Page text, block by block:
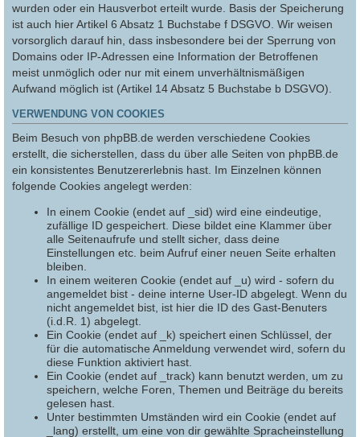
wurden oder ein Hausverbot erteilt wurde. Basis der Speicherung
ist auch hier Artikel 6 Absatz 1 Buchstabe f DSGVO. Wir weisen
vorsorglich darauf hin, dass insbesondere bei der Sperrung von
Domains oder IP-Adressen eine Information der Betroffenen
meist unmöglich oder nur mit einem unverhältnismäßigen
Aufwand möglich ist (Artikel 14 Absatz 5 Buchstabe b DSGVO).
VERWENDUNG VON COOKIES
Beim Besuch von phpBB.de werden verschiedene Cookies
erstellt, die sicherstellen, dass du über alle Seiten von phpBB.de
ein konsistentes Benutzererlebnis hast. Im Einzelnen können
folgende Cookies angelegt werden:
In einem Cookie (endet auf _sid) wird eine eindeutige,
zufällige ID gespeichert. Diese bildet eine Klammer über
alle Seitenaufrufe und stellt sicher, dass deine
Einstellungen etc. beim Aufruf einer neuen Seite erhalten
bleiben.
In einem weiteren Cookie (endet auf _u) wird - sofern du
angemeldet bist - deine interne User-ID abgelegt. Wenn du
nicht angemeldet bist, ist hier die ID des Gast-Benuters
(i.d.R. 1) abgelegt.
Ein Cookie (endet auf _k) speichert einen Schlüssel, der
für die automatische Anmeldung verwendet wird, sofern du
diese Funktion aktiviert hast.
Ein Cookie (endet auf _track) kann benutzt werden, um zu
speichern, welche Foren, Themen und Beiträge du bereits
gelesen hast.
Unter bestimmten Umständen wird ein Cookie (endet auf
_lang) erstellt, um eine von dir gewählte Spracheinstellung